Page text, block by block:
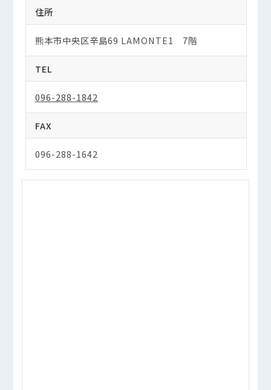
住所
熊本市中央区辛島69 LAMONTE1 7階
TEL
096-288-1842
FAX
096-288-1642